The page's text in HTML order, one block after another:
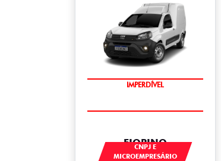
IMPERDÍVEL
FIORINO
CNPJ E
MICROEMPRESÁRIO